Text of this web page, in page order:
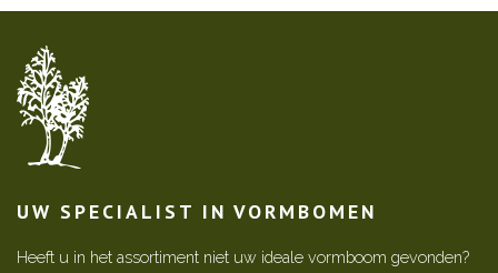
UW SPECIALIST IN VORMBOMEN
Heeft u in het assortiment niet uw ideale vormboom gevonden?